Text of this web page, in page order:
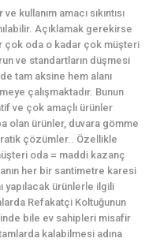
kullanım amacı sıkıntısı
Açıklamak gerekirse
çok oda o kadar çok müşteri
ve standartların düşmesi
tam aksine hem alanı
çalışmaktadır. Bunun
ve çok amaçlı ürünler
olan ürünler, duvara gömme
çözümler.. Özellikle
oda = maddi kazanç
her bir santimetre karesi
yapılacak ürünlerle ilgili
Refakatçi Koltuğunun
bile ev sahipleri misafir
kalabilmesi adına